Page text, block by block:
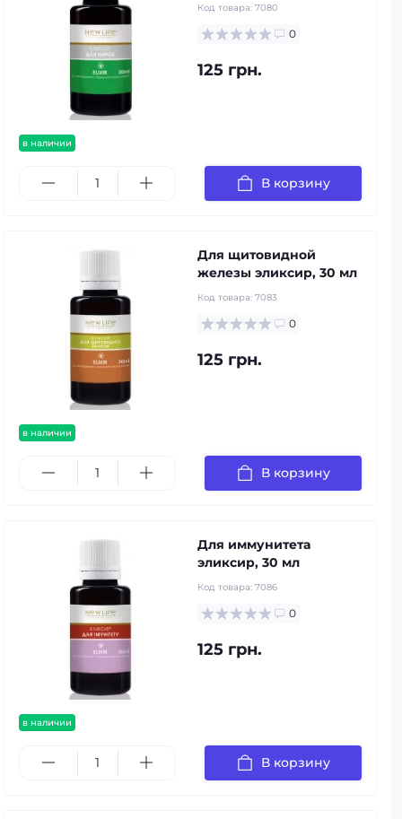
в наличии
Код товара: 7080
0
125 грн.
В корзину
в наличии
Для щитовидной
железы эликсир, 30 мл
Код товара: 7083
0
125 грн.
В корзину
в наличии
Для иммунитета
эликсир, 30 мл
Код товара: 7086
0
125 грн.
В корзину